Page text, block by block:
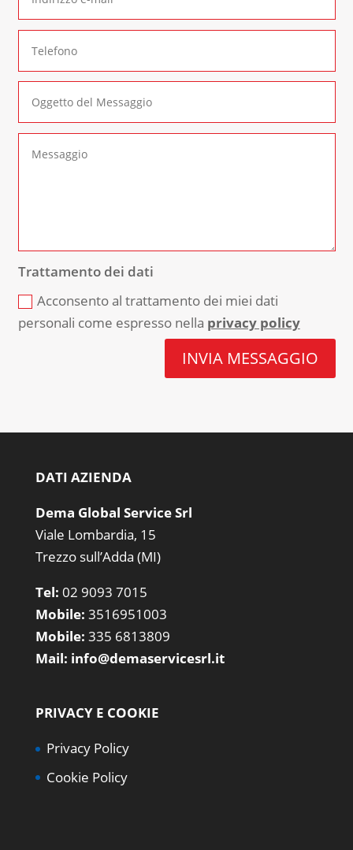
Trattamento dei dati
Acconsento al trattamento dei miei dati
personali come espresso nella privacy policy
INVIA MESSAGGIO
DATI AZIENDA
Dema Global Service Srl
Viale Lombardia, 15
Trezzo sull’Adda (MI)
Tel: 02 9093 7015
Mobile: 3516951003
Mobile: 335 6813809
Mail: info@demaservicesrl.it
PRIVACY E COOKIE
Privacy Policy
Cookie Policy